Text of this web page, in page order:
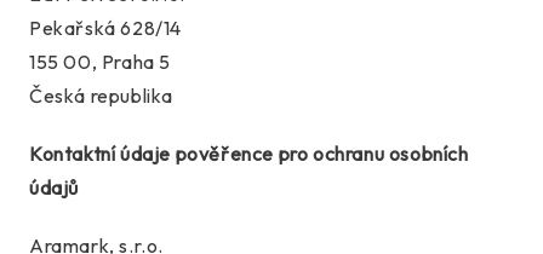
Pekařská 628/14
155 00, Praha 5
Česká republika
Kontaktní údaje pověřence pro ochranu osobních
údajů
Aramark, s.r.o.